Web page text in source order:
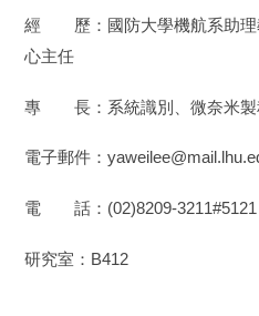
經 歷：國防大學機航系助理
心主任
專 長：系統識別、微奈米製
電子郵件：
電 話：(02)8209-3211#5121
研究室：B412